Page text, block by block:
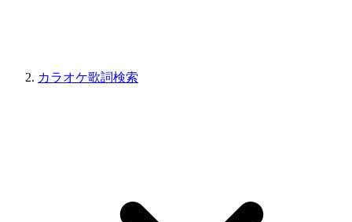
カラオケ歌詞検索